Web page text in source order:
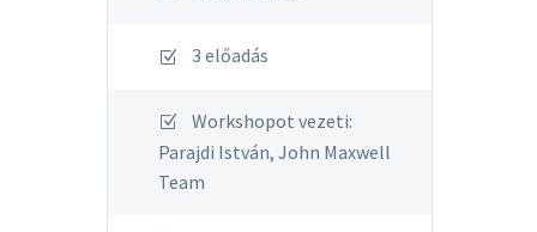
3 előadás
Workshopot vezeti:
Parajdi István, John Maxwell
Team